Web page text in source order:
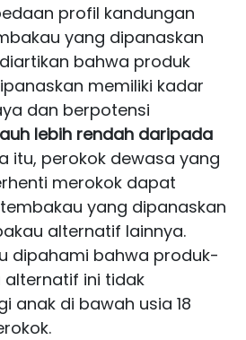
profil kandungan
yang dipanaskan
bahwa produk
memiliki kadar
dan berpotensi
lebih rendah daripada
itu, perokok dewasa yang
merokok dapat
yang dipanaskan
alternatif lainnya.
dipahami bahwa produk-
ini tidak
anak di bawah usia 18